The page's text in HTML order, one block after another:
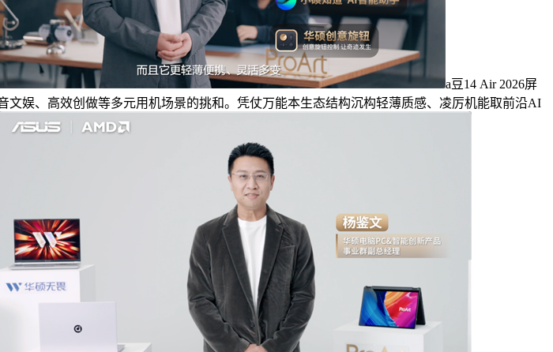
a豆14 Air 2026屏
文娱、高效创做等多元用机场景的挑和。凭仗万能本生态结构沉构轻薄质感、凌厉机能取前沿AI